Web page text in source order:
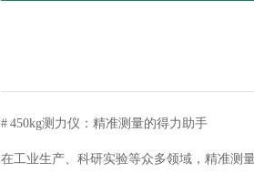
# 450kg测力仪：精准测量的得力助手
在工业生产、科研实验等众多领域，精准测